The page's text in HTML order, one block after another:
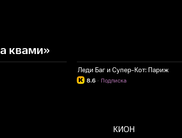
квами»
Леди Баг и Супер-Кот: Париж
8.6 Подписка
·
КИОН